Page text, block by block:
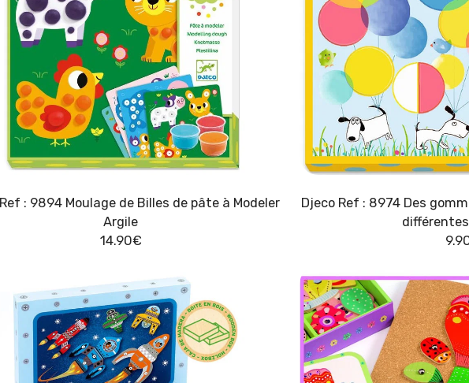
: 9894 Moulage de Billes de pâte à Modeler
Argile
14.90€
Djeco Ref : 8974 Des